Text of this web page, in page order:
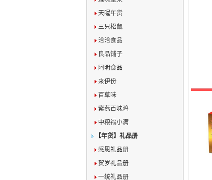
天喔年货
三只松鼠
洽洽食品
良品铺子
阿明食品
来伊份
百草味
紫燕百味鸡
中粮福小满
【年货】礼品册
感恩礼品册
贺岁礼品册
一统礼品册